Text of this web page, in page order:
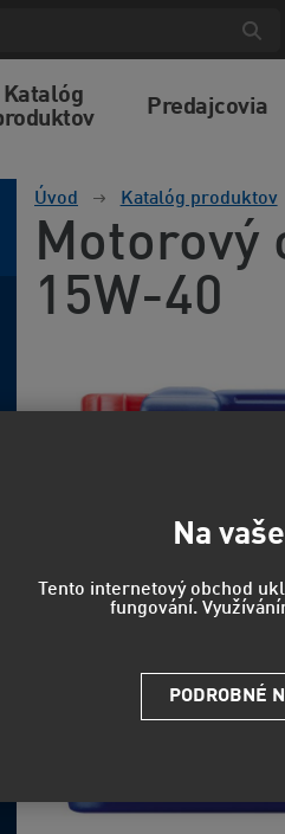
Katalóg
Predajcovia
Úvod Katalóg produktov
Motorový
15W-40
Na
Tento internetový obchod
fungování.
PODROBNÉ